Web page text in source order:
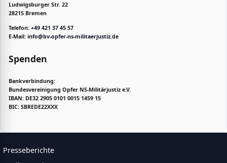
Ludwigsburger Str. 22
28215 Bremen
Telefon: +49 421 37 45 57
E-Mail: info@bv-opfer-ns-militaerjustiz.de
Spenden
Bankverbindung:
Bundesvereinigung Opfer NS-Militärjustiz e.V.
IBAN: DE32 2905 0101 0015 1459 15
BIC: SBREDE22XXX
Presseberichte